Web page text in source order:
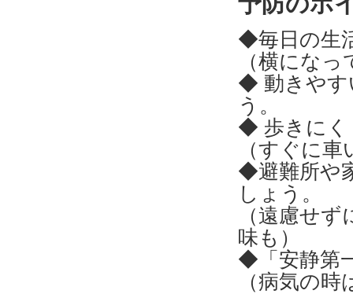
◆毎日の生
（横にな
◆ 動きやす
う。
◆ 歩きにく
（すぐに
◆避難所や
しょう。
（遠慮せ
味も）
◆「安静第
（病気の